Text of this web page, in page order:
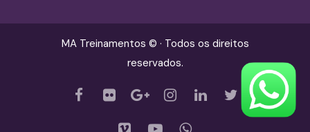
MA Treinamentos © · Todos os direitos
reservados.